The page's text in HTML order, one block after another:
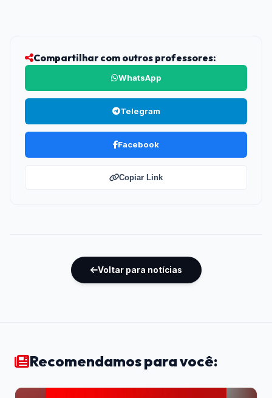
Compartilhar com outros professores:
WhatsApp
Telegram
Facebook
Copiar Link
Voltar para notícias
Recomendamos para você: